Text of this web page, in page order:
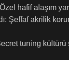
hafif alaşım
Şeffaf akrilik
tuning